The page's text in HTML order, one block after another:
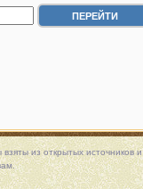
из открытых источников и